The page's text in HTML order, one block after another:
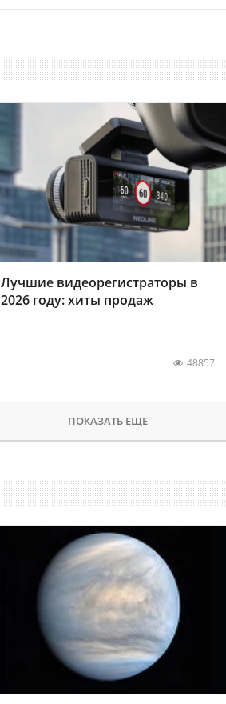
Лучшие видеорегистраторы в
2026 году: хиты продаж
48857
ПОКАЗАТЬ ЕЩЕ